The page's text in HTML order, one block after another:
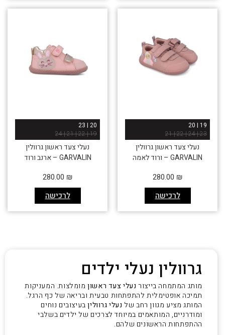
19 | 20
23 | 24 | 22 | 21
נעלי צעד ראשון גרוולין
GARVALIN – ורוד לאמה
לרכישה
280.00 ₪
20 | 23
19 | 22 | 21 | 24
נעלי צעד ראשון גרוולין
GARVALIN – ארנב ורוד
לרכישה
280.00 ₪
גרוולין נעלי ילדים
מותג המתמחה בייצור נעלי צעד ראשוןמומלצות. המעניקות
תמיכה אופטימלית להתפתחות טבעית ובריאה של כף הרגל.
המותג מציע מגוון רחב של נעלי גרווליןבעיצובים נוחים
ומודרניים, המותאמים במיוחד לצרכים של ילדים בשלבי
ההתפתחות הראשונים שלהם.